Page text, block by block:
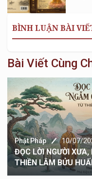
BÌNH LUẬN BÀI
Bài Viết Cùng
Phật Pháp 10/07/
ĐỌC LỜI NGƯỜI
THIỀN LÂM BỬU